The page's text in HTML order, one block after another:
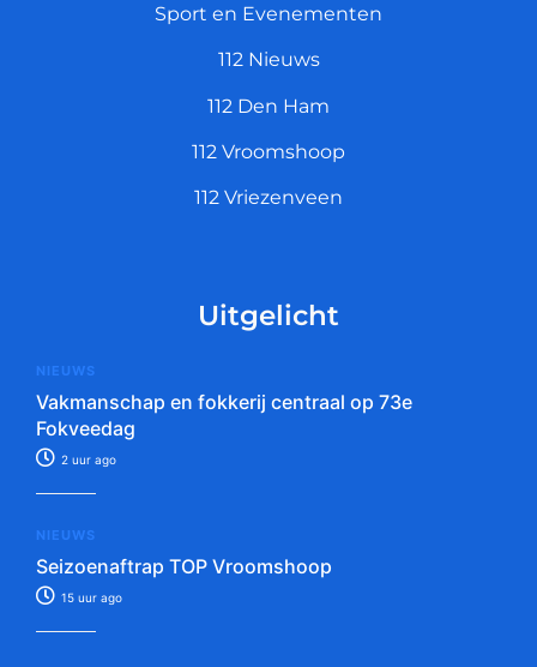
Sport en Evenementen
112 Nieuws
112 Den Ham
112 Vroomshoop
112 Vriezenveen
Uitgelicht
NIEUWS
Vakmanschap en fokkerij centraal op 73e
Fokveedag
2 uur ago
NIEUWS
Seizoenaftrap TOP Vroomshoop
15 uur ago